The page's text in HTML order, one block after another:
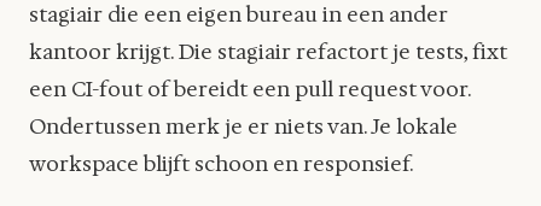
stagiair die een eigen bureau in een ander
kantoor krijgt. Die stagiair refactort je tests, fixt
een CI-fout of bereidt een pull request voor.
Ondertussen merk je er niets van. Je lokale
workspace blijft schoon en responsief.